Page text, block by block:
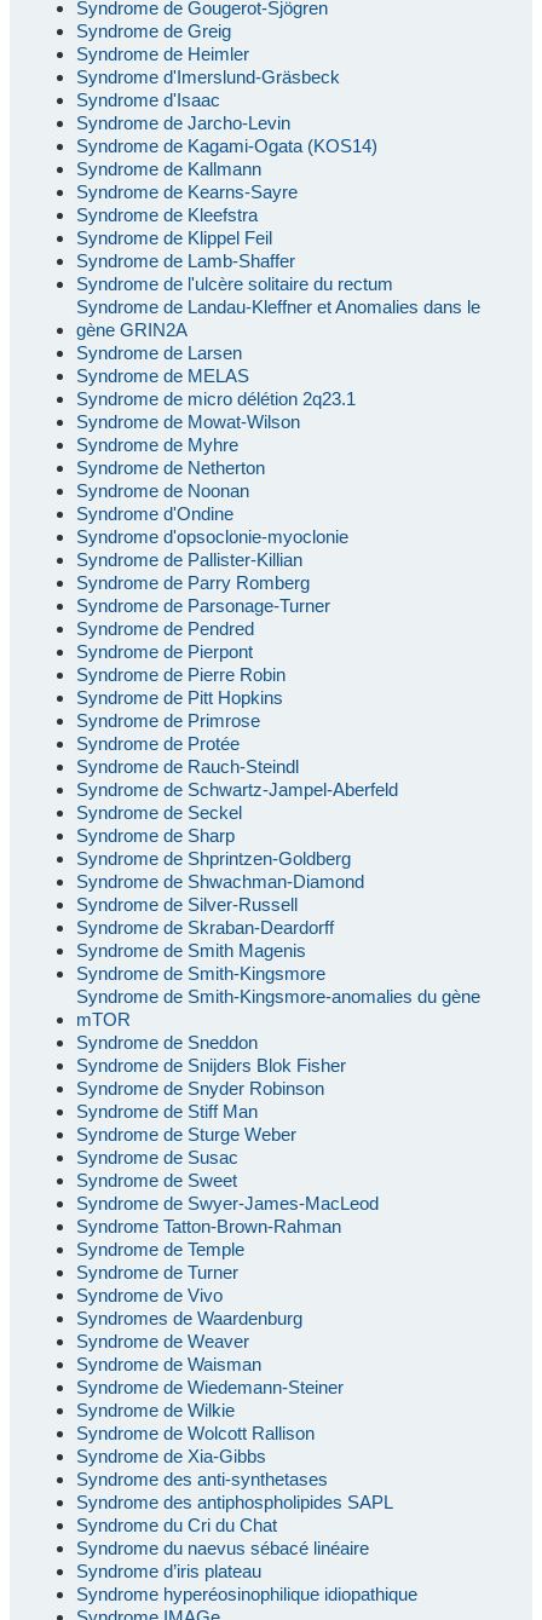
Syndrome de Gougerot-Sjögren
Syndrome de Greig
Syndrome de Heimler
Syndrome d'Imerslund-Gräsbeck
Syndrome d'Isaac
Syndrome de Jarcho-Levin
Syndrome de Kagami-Ogata (KOS14)
Syndrome de Kallmann
Syndrome de Kearns-Sayre
Syndrome de Kleefstra
Syndrome de Klippel Feil
Syndrome de Lamb-Shaffer
Syndrome de l'ulcère solitaire du rectum
Syndrome de Landau-Kleffner et Anomalies dans le
gène GRIN2A
Syndrome de Larsen
Syndrome de MELAS
Syndrome de micro délétion 2q23.1
Syndrome de Mowat-Wilson
Syndrome de Myhre
Syndrome de Netherton
Syndrome de Noonan
Syndrome d'Ondine
Syndrome d'opsoclonie-myoclonie
Syndrome de Pallister-Killian
Syndrome de Parry Romberg
Syndrome de Parsonage-Turner
Syndrome de Pendred
Syndrome de Pierpont
Syndrome de Pierre Robin
Syndrome de Pitt Hopkins
Syndrome de Primrose
Syndrome de Protée
Syndrome de Rauch-Steindl
Syndrome de Schwartz-Jampel-Aberfeld
Syndrome de Seckel
Syndrome de Sharp
Syndrome de Shprintzen-Goldberg
Syndrome de Shwachman-Diamond
Syndrome de Silver-Russell
Syndrome de Skraban-Deardorff
Syndrome de Smith Magenis
Syndrome de Smith-Kingsmore
Syndrome de Smith-Kingsmore-anomalies du gène
mTOR
Syndrome de Sneddon
Syndrome de Snijders Blok Fisher
Syndrome de Snyder Robinson
Syndrome de Stiff Man
Syndrome de Sturge Weber
Syndrome de Susac
Syndrome de Sweet
Syndrome de Swyer-James-MacLeod
Syndrome Tatton-Brown-Rahman
Syndrome de Temple
Syndrome de Turner
Syndrome de Vivo
Syndromes de Waardenburg
Syndrome de Weaver
Syndrome de Waisman
Syndrome de Wiedemann-Steiner
Syndrome de Wilkie
Syndrome de Wolcott Rallison
Syndrome de Xia-Gibbs
Syndrome des anti-synthetases
Syndrome des antiphospholipides SAPL
Syndrome du Cri du Chat
Syndrome du naevus sébacé linéaire
Syndrome d’iris plateau
Syndrome hyperéosinophilique idiopathique